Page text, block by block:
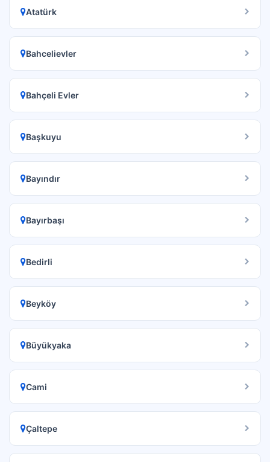
Atatürk
Bahcelievler
Bahçeli Evler
Başkuyu
Bayındır
Bayırbaşı
Bedirli
Beyköy
Büyükyaka
Cami
Çaltepe